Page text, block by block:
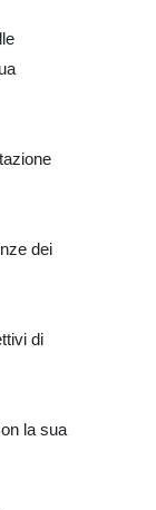
dei
di
la sua